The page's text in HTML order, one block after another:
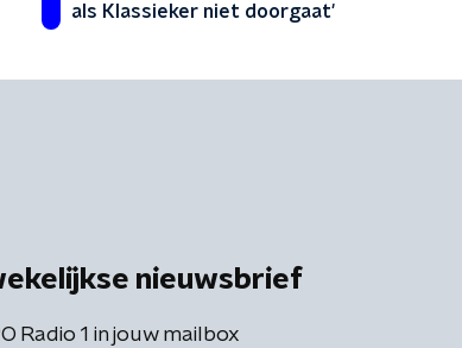
als Klassieker niet doorgaat'
nieuwsbrief
Radio 1 in jouw mailbox